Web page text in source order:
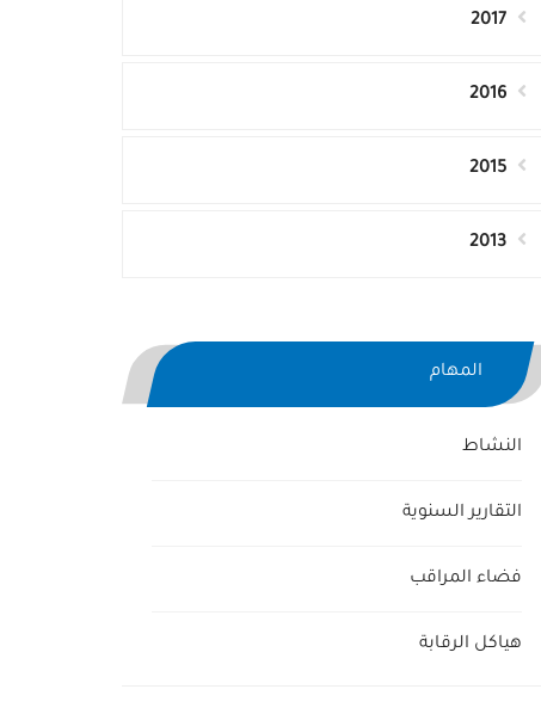
2017
2016
2015
2013
المهام
النشاط
التقارير السنوية
فضاء المراقب
هياكل الرقابة